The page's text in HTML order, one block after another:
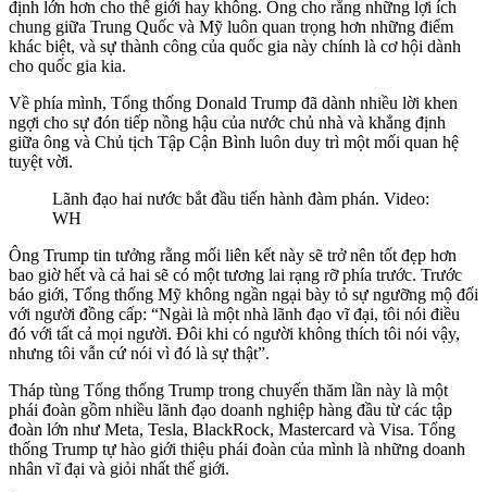
định lớn hơn cho thế giới hay không. Ông cho rằng những lợi ích
chung giữa Trung Quốc và Mỹ luôn quan trọng hơn những điểm
khác biệt, và sự thành công của quốc gia này chính là cơ hội dành
cho quốc gia kia.
Về phía mình, Tổng thống Donald Trump đã dành nhiều lời khen
ngợi cho sự đón tiếp nồng hậu của nước chủ nhà và khẳng định
giữa ông và Chủ tịch Tập Cận Bình luôn duy trì một mối quan hệ
tuyệt vời.
Lãnh đạo hai nước bắt đầu tiến hành đàm phán. Video:
WH
Ông Trump tin tưởng rằng mối liên kết này sẽ trở nên tốt đẹp hơn
bao giờ hết và cả hai sẽ có một tương lai rạng rỡ phía trước. Trước
báo giới, Tổng thống Mỹ không ngần ngại bày tỏ sự ngưỡng mộ đối
với người đồng cấp: “Ngài là một nhà lãnh đạo vĩ đại, tôi nói điều
đó với tất cả mọi người. Đôi khi có người không thích tôi nói vậy,
nhưng tôi vẫn cứ nói vì đó là sự thật”.
Tháp tùng Tổng thống Trump trong chuyến thăm lần này là một
phái đoàn gồm nhiều lãnh đạo doanh nghiệp hàng đầu từ các tập
đoàn lớn như Meta, Tesla, BlackRock, Mastercard và Visa. Tổng
thống Trump tự hào giới thiệu phái đoàn của mình là những doanh
nhân vĩ đại và giỏi nhất thế giới.